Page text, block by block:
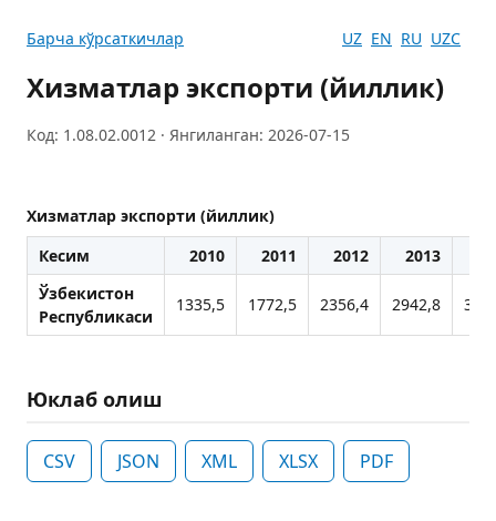
Барча кўрсаткичлар UZ EN RU UZC
Хизматлар экспорти (йиллик)
Код: 1.08.02.0012 · Янгиланган: 2026-07-15
Хизматлар экспорти (йиллик)
Кесим
2010 2011 2012 2013
Ўзбекистон
Республикаси
1335,5 1772,5 2356,4 2942,8
Юклаб олиш
CSV JSON XML XLSX PDF